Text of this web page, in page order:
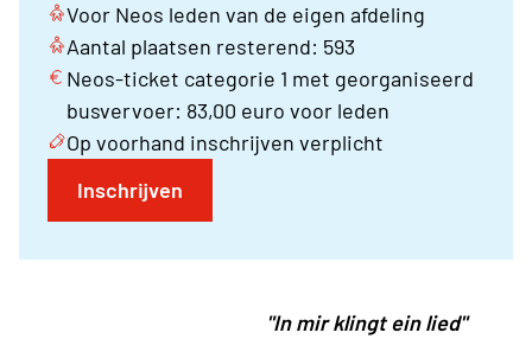
Voor Neos leden van de eigen afdeling
Aantal plaatsen resterend: 593
Neos-ticket categorie 1 met georganiseerd
busvervoer: 83,00 euro voor leden
Op voorhand inschrijven verplicht
Inschrijven
"In mir klingt ein lied"